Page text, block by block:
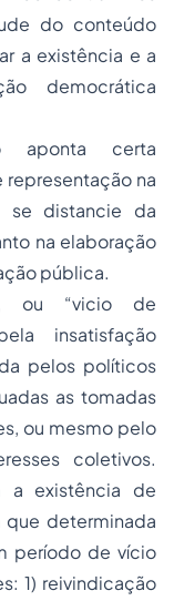
do conteúdo
a existência e a
democrática
aponta certa
na
se distancie da
na elaboração
pública.
ou “vicio de
insatisfação
pelos políticos
as tomadas
ou mesmo pelo
coletivos.
a existência de
que determinada
período de vício
1) reivindicação